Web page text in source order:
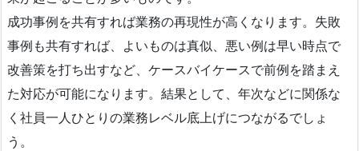
成功事例を共有すれば業務の再現性が高くなります。失敗
事例も共有すれば、よいものは真似、悪い例は早い時点で
改善策を打ち出すなど、ケースバイケースで前例を踏まえ
た対応が可能になります。結果として、年次などに関係な
く社員一人ひとりの業務レベル底上げにつながるでしょ
う。